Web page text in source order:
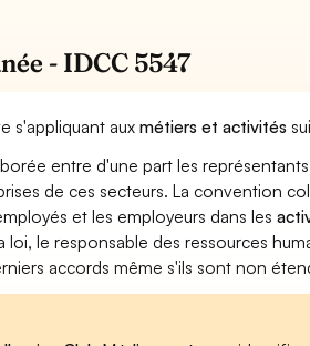
- IDCC 5547
s'appliquant auxmétiers et activités
entre d'une part les
de ces secteurs. La convention
et les employeurs dans les
le responsable des ressources
accords même s'ils sont non